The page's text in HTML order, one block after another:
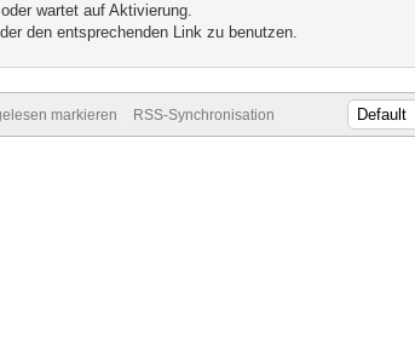
wartet auf Aktivierung.
den entsprechenden Link zu benutzen.
markieren RSS-Synchronisation